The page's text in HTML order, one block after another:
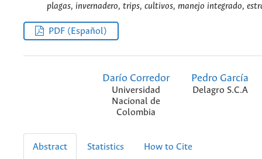
plagas, invernadero, trips, cultivos, manejo integrado,
PDF (Español)
Darío Corredor
Universidad
Nacional de
Colombia
Pedro García
Delagro S.C.A
Abstract Statistics How to Cite